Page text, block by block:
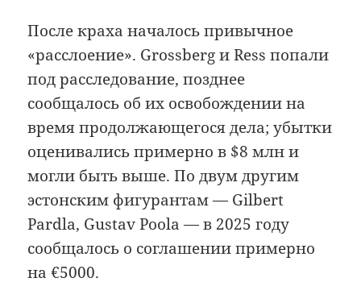
После краха началось привычное
«расслоение». Grossberg и Ress попали
под расследование, позднее
сообщалось об их освобождении на
время продолжающегося дела; убытки
оценивались примерно в $8 млн и
могли быть выше. По двум другим
эстонским фигурантам — Gilbert
Pardla, Gustav Poola — в 2025 году
сообщалось о соглашении примерно
на €5000.